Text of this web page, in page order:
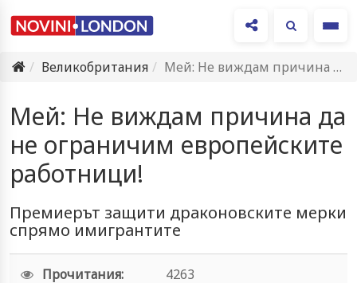
Великобритания
Мей: Не виждам причина да не ограничим европейските работници!
Мей: Не виждам причина да
не ограничим европейските
работници!
Премиерът защити драконовските мерки
спрямо имигрантите
Прочитания:
4263